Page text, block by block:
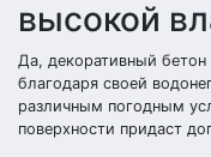
высокой
Да, декоративный бетон
благодаря своей
различным погодным
поверхности придаст